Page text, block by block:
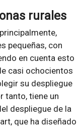
rurales
pequeñas, con
en cuenta esto
casi ochocientos
su despliegue
tanto, tiene un
despliegue de la
que ha diseñado